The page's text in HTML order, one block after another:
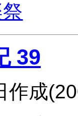
39
作成